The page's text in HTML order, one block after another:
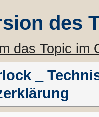
des
das Topic im
_